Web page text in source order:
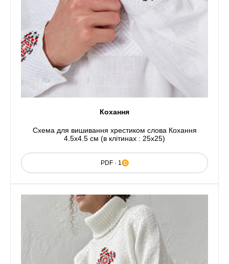
Кохання
Схема для вишивання хрестиком слова Кохання
4.5x4.5 см (в клітинах : 25x25)
PDF · 1